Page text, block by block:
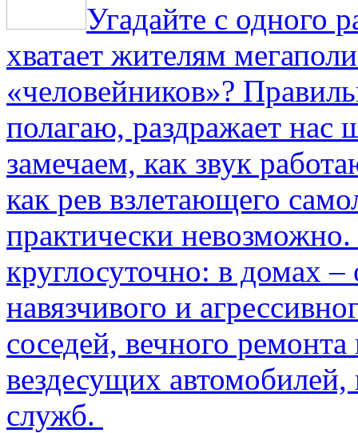
Угадайте с одного
хватает жителям
«человейников»?
полагаю, раздражает нас
замечаем, как звук
как рев взлетающего
практически
круглосуточно: в домах
навязчивого и
соседей, вечного
вездесущих
служб.